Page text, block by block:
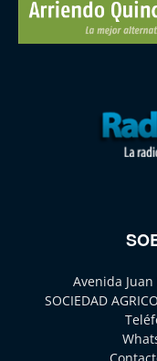
Avenida
SOCIEDAD